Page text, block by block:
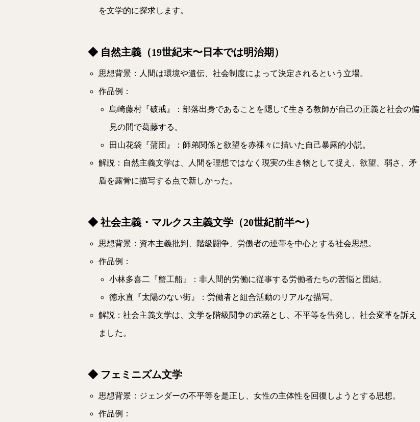
を文学的に探求します。
◆ 自然主義（19世紀末〜日本では明治期）
思想背景：人間は環境や遺伝、社会制度によって決定されるという立場。
作品例：
島崎藤村『破戒』：部落出身であることを隠して生きる教師が自己の正義と社会の偏
見の間で葛藤する。
田山花袋『蒲団』：師弟関係と欲望を赤裸々に描いた自己暴露的小説。
解説：自然主義文学は、人間を理想ではなく現実の生き物として捉え、欲望、弱さ、矛
盾を露骨に描写する点で新しかった。
◆ 社会主義・マルクス主義文学（20世紀前半〜）
思想背景：資本主義批判、階級闘争、労働者の連帯を中心とする社会思想。
作品例：
小林多喜二『蟹工船』：非人間的労働に従事する労働者たちの苦悩と団結。
徳永直『太陽のない街』：労働者と組合活動のリアルな描写。
解説：社会主義文学は、文学を階級闘争の武器とし、不平等を告発し、社会変革を訴え
ました。
◆ フェミニズム文学
思想背景：ジェンダーの不平等を是正し、女性の主体性を回復しようとする思想。
作品例：